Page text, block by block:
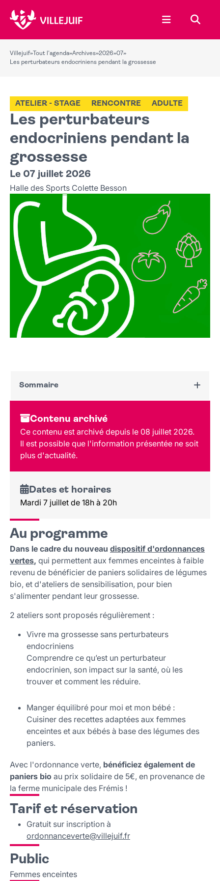
Ouvrir le
Villejuif» Tout l'agenda»Archives»2026»07»
Les perturbateurs endocriniens pendant la grossesse
Les perturbateurs
endocriniens pendant la
grossesse
ATELIER - STAGE RENCONTRE ADULTE
Le 07 juillet 2026
Halle des Sports Colette Besson
Sommaire
Dates et horaires
Au programme
Tarif et réservation
Public
Lieu et contact
Contenu archivé
Ce contenu est archivé depuis le 08 juillet 2026.
Il est possible que l'information présentée ne soit
plus d'actualité.
Dates et horaires
Mardi 7 juillet de 18h à 20h
Au programme
Dans le cadre du nouveau dispositif d'ordonnances
vertes, qui permettent aux femmes enceintes à faible
revenu de bénéficier de paniers solidaires de légumes
bio, et d'ateliers de sensibilisation, pour bien
s'alimenter pendant leur grossesse.
2 ateliers sont proposés régulièrement :
Vivre ma grossesse sans perturbateurs
endocriniens
Comprendre ce qu’est un perturbateur
endocrinien, son impact sur la santé, où les
trouver et comment les réduire.
Manger équilibré pour moi et mon bébé :
Cuisiner des recettes adaptées aux femmes
enceintes et aux bébés à base des légumes des
paniers.
Avec l'ordonnance verte, bénéficiez également de
paniers bio au prix solidaire de 5€, en provenance de
la ferme municipale des Frémis !
Tarif et réservation
Gratuit sur inscription à
ordonnanceverte@villejuif.fr
Public
Femmes enceintes